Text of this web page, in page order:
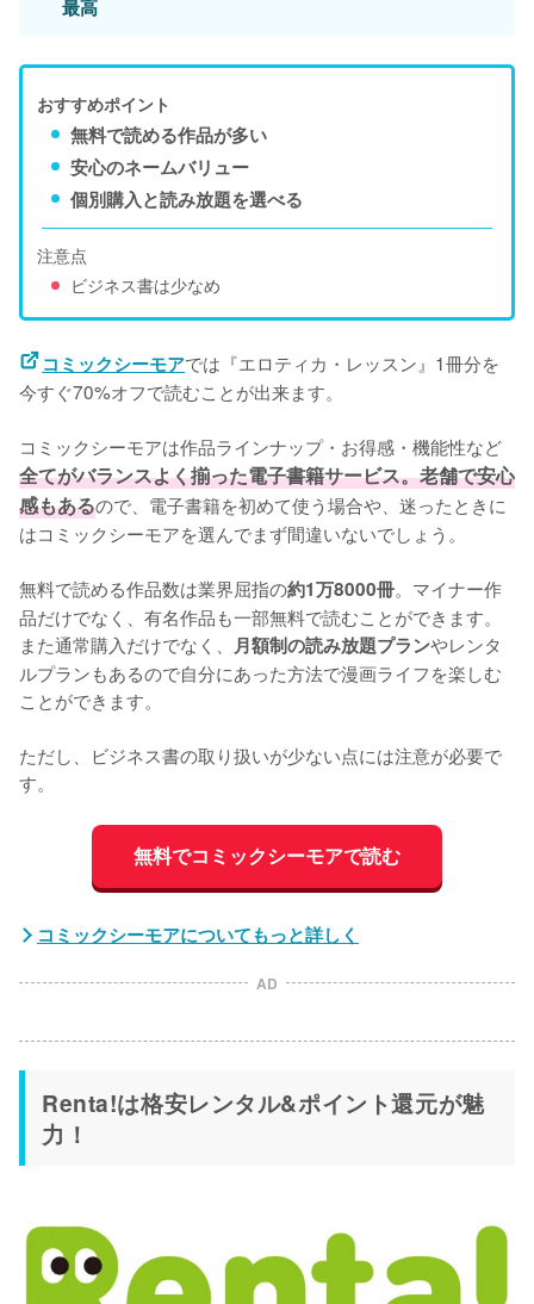
最高
おすすめポイント
無料で読める作品が多い
安心のネームバリュー
個別購入と読み放題を選べる
注意点
ビジネス書は少なめ
コミックシーモアでは『エロティカ・レッスン』1冊分を
今すぐ70%オフで読むことが出来ます。
コミックシーモアは作品ラインナップ・お得感・機能性など
全てがバランスよく揃った電子書籍サービス。老舗で安心
感もあるので、電子書籍を初めて使う場合や、迷ったときに
はコミックシーモアを選んでまず間違いないでしょう。
無料で読める作品数は業界屈指の約1万8000冊。マイナー作
品だけでなく、有名作品も一部無料で読むことができます。
また通常購入だけでなく、 月額制の読み放題プランやレンタ
ルプランもあるので自分にあった方法で漫画ライフを楽しむ
ことができます。
ただし、ビジネス書の取り扱いが少ない点には注意が必要で
す。
無料でコミックシーモアで読む
コミックシーモアについてもっと詳しく
AD
Renta!は格安レンタル&ポイント還元が魅
力！